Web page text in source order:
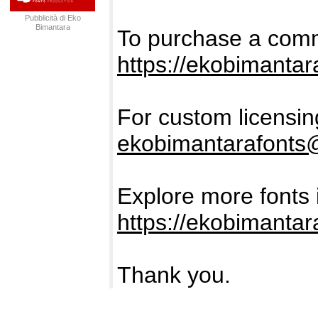
Pubblicità di Eko
Bimantara
To purchase a
https://
For custom
Explore more fonts
https://
Thank you.